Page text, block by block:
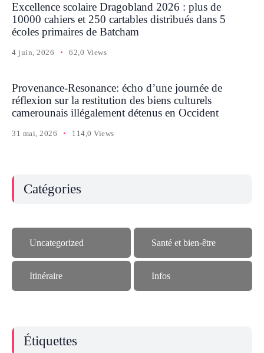
Excellence scolaire Dragobland 2026 : plus de
10000 cahiers et 250 cartables distribués dans 5
écoles primaires de Batcham
4 juin, 2026 62,0 Views
Provenance-Resonance: écho d’une journée de
réflexion sur la restitution des biens culturels
camerounais illégalement détenus en Occident
31 mai, 2026 114,0 Views
Catégories
Uncategorized Santé et bien-être
Itinéraire Infos
Étiquettes